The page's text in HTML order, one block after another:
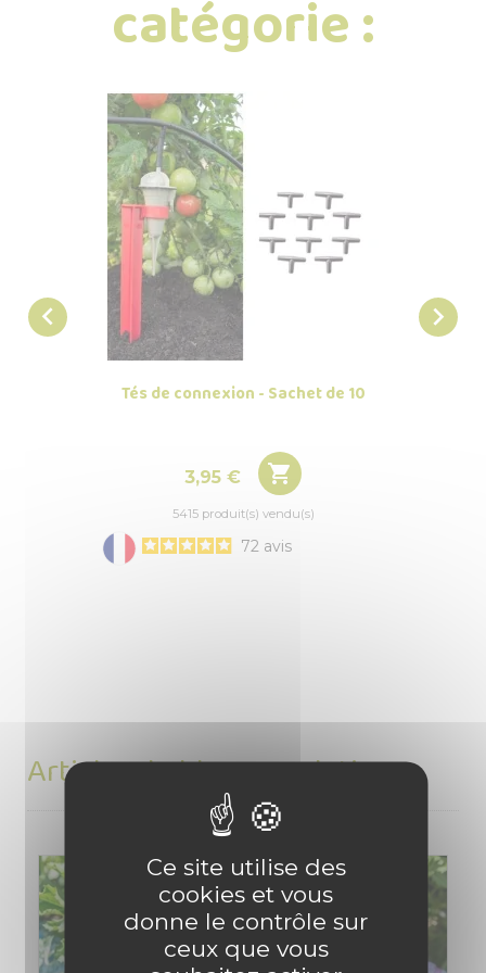
catégorie :

Tés de connexion - Sachet de 10
Prix
3,95 € 
5415 produit(s) vendu(s)
72 avis

Articles du blog en relation
Ce site utilise des
cookies et vous
donne le contrôle sur
ceux que vous